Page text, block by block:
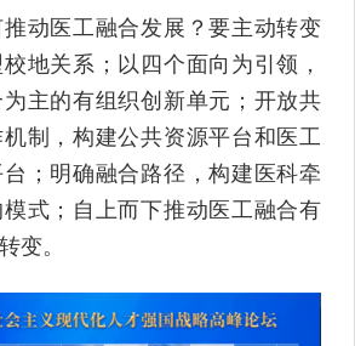
医工融合发展？要主动转变
地关系；以四个面向为引领，
主的有组织创新单元；开放共
制，构建公共资源平台和医工
；明确融合路径，构建医科牵
式；自上而下推动医工融合有
变。